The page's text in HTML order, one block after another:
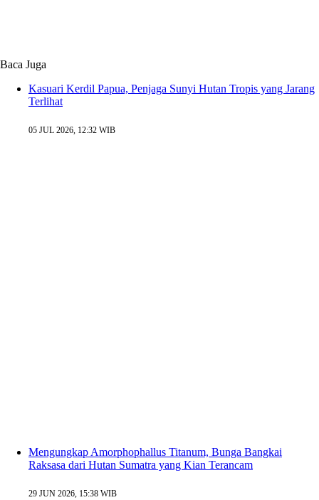
Baca Juga
Kasuari Kerdil Papua, Penjaga Sunyi Hutan Tropis yang Jarang
Terlihat
05 JUL 2026, 12:32 WIB
Mengungkap Amorphophallus Titanum, Bunga Bangkai
Raksasa dari Hutan Sumatra yang Kian Terancam
29 JUN 2026, 15:38 WIB